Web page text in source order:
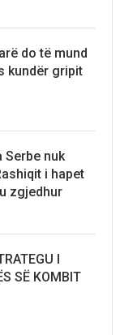
do të mund
kundër gripit
Serbe nuk
i hapet
zgjedhur
I
SË KOMBIT